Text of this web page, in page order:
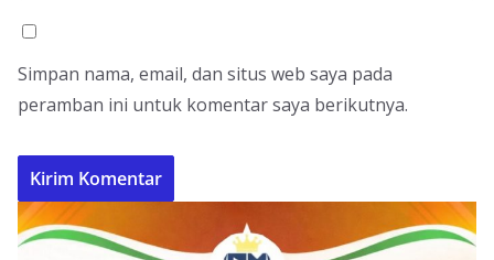
Simpan nama, email, dan situs web saya pada
peramban ini untuk komentar saya berikutnya.